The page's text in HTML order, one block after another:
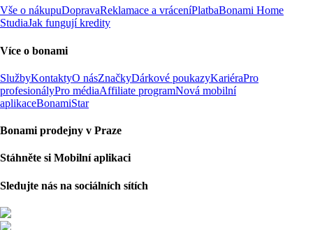
Vše o nákupuDopravaReklamace a vráceníPlatbaBonami Home
StudiaJak fungují kredity
Více o bonami
SlužbyKontaktyO násZnačkyDárkové poukazyKariéraPro
profesionályPro médiaAffiliate programNová mobilní
aplikaceBonamiStar
Bonami prodejny v Praze
Stáhněte si Mobilní aplikaci
Sledujte nás na sociálních sítích